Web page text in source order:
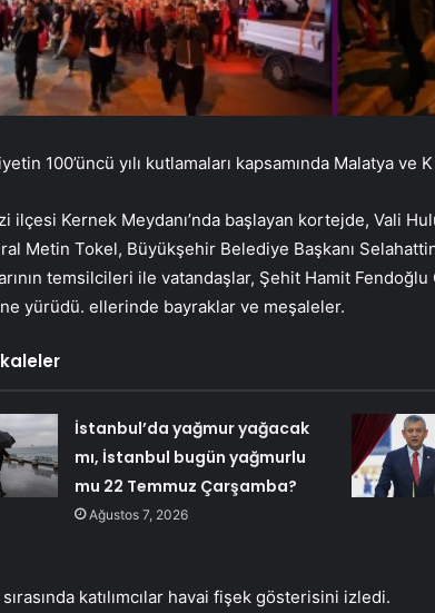
100’üncü yılı kutlamaları kapsamında Malatya ve
ilçesi Kernek Meydanı’nda başlayan kortejde, Vali
Metin Tokel, Büyükşehir Belediye Başkanı
temsilcileri ile vatandaşlar, Şehit Hamit
yürüdü. ellerinde bayraklar ve meşaleler.
İstanbul’da yağmur yağacak
mı, İstanbul bugün yağmurlu
mu 22 Temmuz Çarşamba?
Ağustos 7, 2026
katılımcılar havai fişek gösterisini izledi.